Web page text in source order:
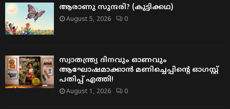
ആരാണു സുന്ദരി? (കുട്ടിക്കഥ)
August 5, 2026 0
സ്വാതന്ത്ര്യ ദിനവും ഓണവും
ആഘോഷമാക്കാൻ മണിച്ചെപ്പിന്റെ ഓഗസ്റ്റ്
പതിപ്പ് എത്തി!
August 1, 2026 0